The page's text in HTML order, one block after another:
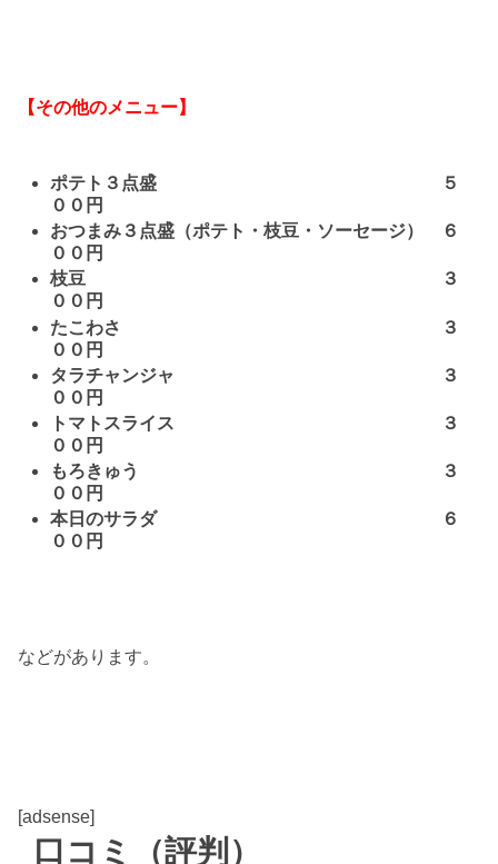
【その他のメニュー】
ポテト３点盛 ５
００円
おつまみ３点盛（ポテト・枝豆・ソーセージ） ６
００円
枝豆 ３
００円
たこわさ ３
００円
タラチャンジャ ３
００円
トマトスライス ３
００円
もろきゅう ３
００円
本日のサラダ ６
００円
などがあります。
[adsense]
口コミ（評判）